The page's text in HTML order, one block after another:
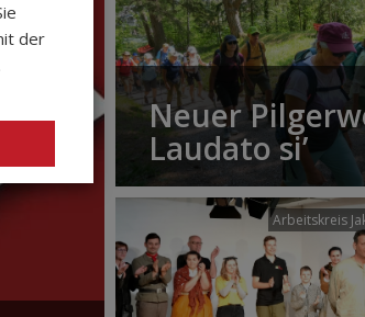
Veranstaltungen Personen
Neuer
Laudato si’
Arbeitskreis
der